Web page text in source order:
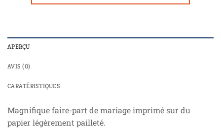
APERÇU
AVIS (0)
CARATÉRISTIQUES
Magnifique faire-part de mariage imprimé sur du
papier légèrement pailleté.